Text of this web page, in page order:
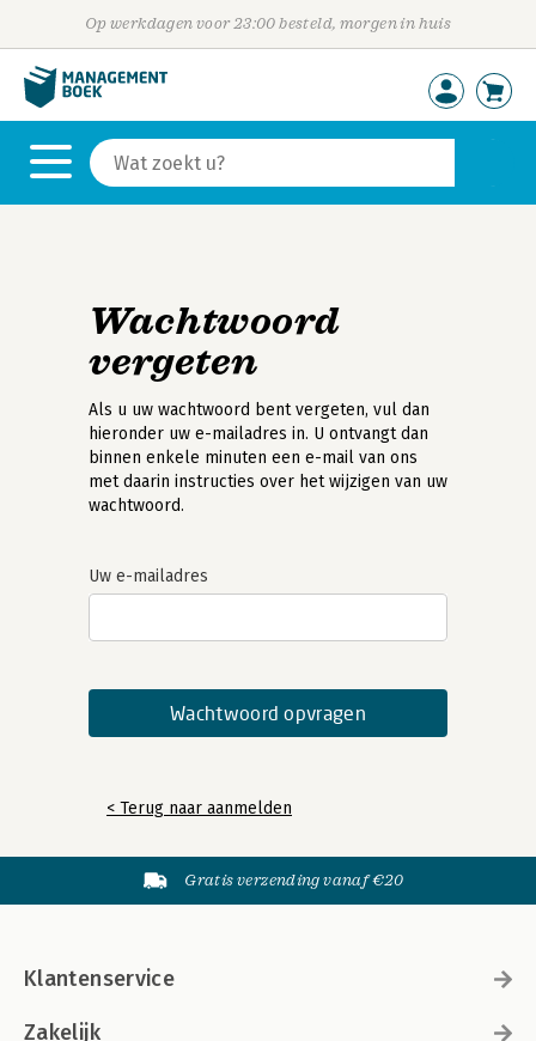
Op werkdagen voor 23:00 besteld, morgen in huis
Wachtwoord
vergeten
Als u uw wachtwoord bent vergeten, vul dan
hieronder uw e-mailadres in. U ontvangt dan
binnen enkele minuten een e-mail van ons
met daarin instructies over het wijzigen van uw
wachtwoord.
Uw e-mailadres
< Terug naar aanmelden
Gratis verzending vanaf €20
Klantenservice
Zakelijk